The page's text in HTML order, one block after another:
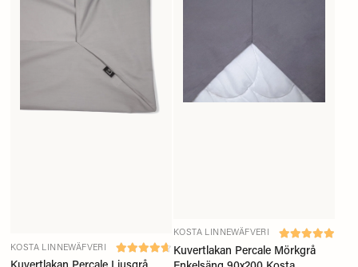
KOSTA LINNEWÄFVERI
KOSTA LINNEWÄFVERI
Kuvertlakan Percale Mörkgrå